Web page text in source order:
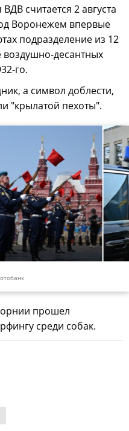
считается 2 августа
Воронежем впервые
подразделение из 12
воздушно-десантных
го.
а символ доблести,
"крылатой пехоты".
прошел
среди собак.